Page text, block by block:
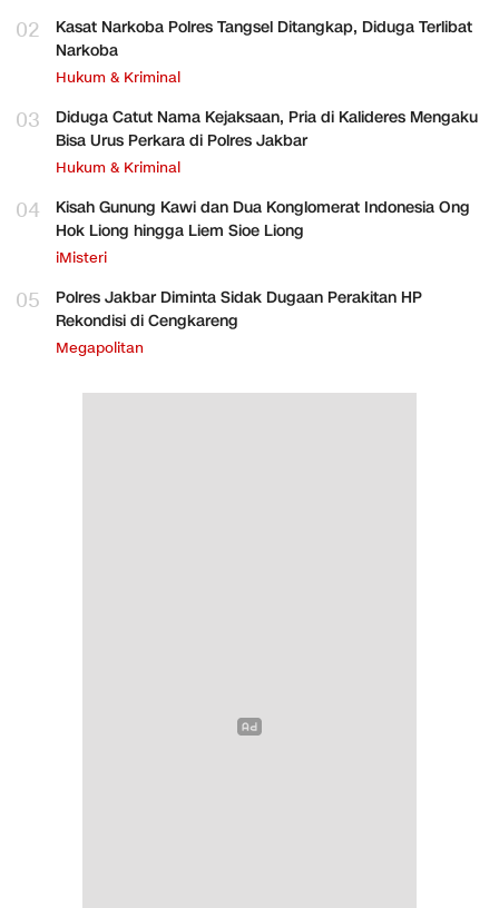
02
Kasat Narkoba Polres Tangsel Ditangkap, Diduga Terlibat
Narkoba
Hukum & Kriminal
03
Diduga Catut Nama Kejaksaan, Pria di Kalideres Mengaku
Bisa Urus Perkara di Polres Jakbar
Hukum & Kriminal
04
Kisah Gunung Kawi dan Dua Konglomerat Indonesia Ong
Hok Liong hingga Liem Sioe Liong
iMisteri
05
Polres Jakbar Diminta Sidak Dugaan Perakitan HP
Rekondisi di Cengkareng
Megapolitan